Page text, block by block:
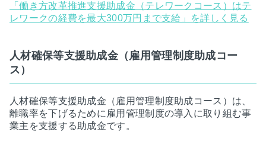
「働き方改革推進支援助成金（テレワークコース）はテ
レワークの経費を最大300万円まで支給」を詳しく見る
人材確保等支援助成金（雇用管理制度助成コー
ス）
人材確保等支援助成金（雇用管理制度助成コース）は、
離職率を下げるために雇用管理制度の導入に取り組む事
業主を支援する助成金です。